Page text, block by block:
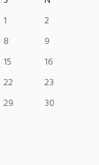
1
2
8
9
15
16
22
23
29
30